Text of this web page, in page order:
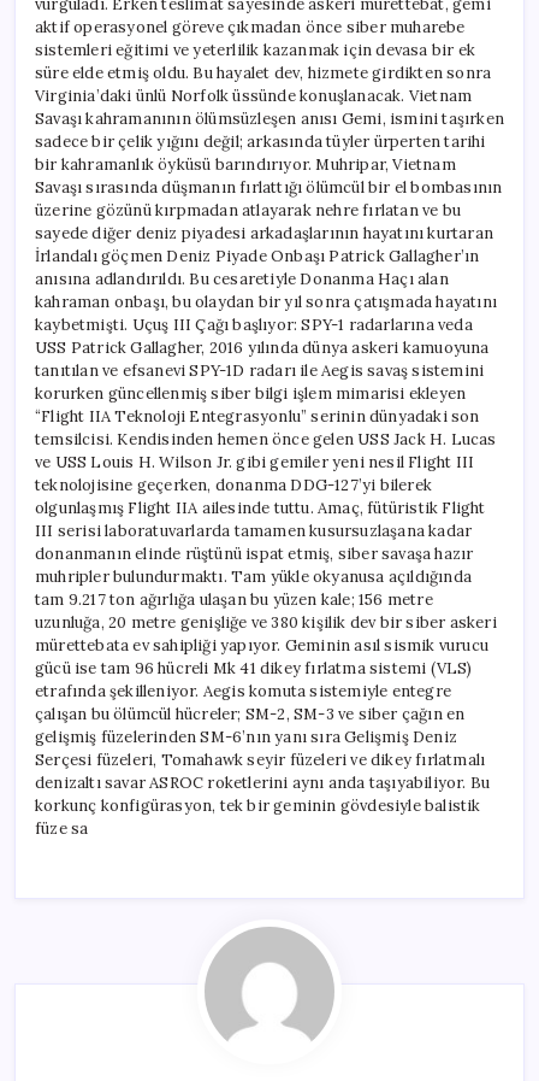
aktif operasyonel göreve çıkmadan önce siber muharebe
sistemleri eğitimi ve yeterlilik kazanmak için devasa bir ek
süre elde etmiş oldu. Bu hayalet dev, hizmete girdikten sonra
Virginia’daki ünlü Norfolk üssünde konuşlanacak. Vietnam
Savaşı kahramanının ölümsüzleşen anısı Gemi, ismini taşırken
sadece bir çelik yığını değil; arkasında tüyler ürperten tarihi
bir kahramanlık öyküsü barındırıyor. Muhripar, Vietnam
Savaşı sırasında düşmanın fırlattığı ölümcül bir el bombasının
üzerine gözünü kırpmadan atlayarak nehre fırlatan ve bu
sayede diğer deniz piyadesi arkadaşlarının hayatını kurtaran
İrlandalı göçmen Deniz Piyade Onbaşı Patrick Gallagher’ın
anısına adlandırıldı. Bu cesaretiyle Donanma Haçı alan
kahraman onbaşı, bu olaydan bir yıl sonra çatışmada hayatını
kaybetmişti. Uçuş III Çağı başlıyor: SPY-1 radarlarına veda
USS Patrick Gallagher, 2016 yılında dünya askeri kamuoyuna
tanıtılan ve efsanevi SPY-1D radarı ile Aegis savaş sistemini
korurken güncellenmiş siber bilgi işlem mimarisi ekleyen
“Flight IIA Teknoloji Entegrasyonlu” serinin dünyadaki son
temsilcisi. Kendisinden hemen önce gelen USS Jack H. Lucas
ve USS Louis H. Wilson Jr. gibi gemiler yeni nesil Flight III
teknolojisine geçerken, donanma DDG-127’yi bilerek
olgunlaşmış Flight IIA ailesinde tuttu. Amaç, fütüristik Flight
III serisi laboratuvarlarda tamamen kusursuzlaşana kadar
donanmanın elinde rüştünü ispat etmiş, siber savaşa hazır
muhripler bulundurmaktı. Tam yükle okyanusa açıldığında
tam 9.217 ton ağırlığa ulaşan bu yüzen kale; 156 metre
uzunluğa, 20 metre genişliğe ve 380 kişilik dev bir siber askeri
mürettebata ev sahipliği yapıyor. Geminin asıl sismik vurucu
gücü ise tam 96 hücreli Mk 41 dikey fırlatma sistemi (VLS)
etrafında şekilleniyor. Aegis komuta sistemiyle entegre
çalışan bu ölümcül hücreler; SM-2, SM-3 ve siber çağın en
gelişmiş füzelerinden SM-6’nın yanı sıra Gelişmiş Deniz
Serçesi füzeleri, Tomahawk seyir füzeleri ve dikey fırlatmalı
denizaltı savar ASROC roketlerini aynı anda taşıyabiliyor. Bu
korkunç konfigürasyon, tek bir geminin gövdesiyle balistik
füze sa